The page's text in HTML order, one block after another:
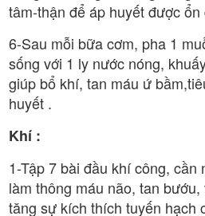
tâm-thận để áp huyết được ổn
6-Sau mỗi bữa cơm, pha 1
sống với 1 ly nước nóng,
giúp bổ khí, tan máu ứ
huyết .
Khí :
1-Tập 7 bài đầu khí công,
làm thông máu não, tan
tăng sự kích thích tuyến hạch